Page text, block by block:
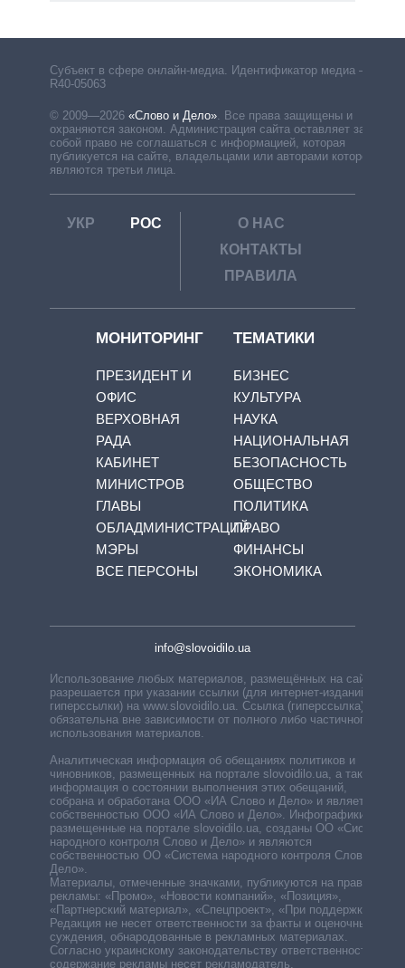
Субъект в сфере онлайн-медиа. Идентификатор медиа –
R40-05063
© 2009—2026 «Слово и Дело» Все права защищены и
охраняются законом. Администрация сайта оставляет за
собой право не соглашаться с информацией, которая
публикуется на сайте, владельцами или авторами которой
являются третьи лица.
УКР РОС
О НАС
КОНТАКТЫ
ПРАВИЛА
МОНИТОРИНГ
ПРЕЗИДЕНТ И
ОФИС
ВЕРХОВНАЯ
РАДА
КАБИНЕТ
МИНИСТРОВ
ГЛАВЫ
ОБЛАДМИНИСТРАЦИЙ
МЭРЫ
ВСЕ ПЕРСОНЫ
ТЕМАТИКИ
БИЗНЕС
КУЛЬТУРА
НАУКА
НАЦИОНАЛЬНАЯ
БЕЗОПАСНОСТЬ
ОБЩЕСТВО
ПОЛИТИКА
ПРАВО
ФИНАНСЫ
ЭКОНОМИКА
info@slovoidilo.ua
Использование любых материалов, размещённых на сайте,
разрешается при указании ссылки (для интернет-изданий —
гиперссылки) на www.slovoidilo.ua. Ссылка (гиперссылка)
обязательна вне зависимости от полного либо частичного
использования материалов.
Аналитическая информация об обещаниях политиков и
чиновников, размещенных на портале slovoidilo.ua, а также
информация о состоянии выполнения этих обещаний,
собрана и обработана ООО «ИА Слово и Дело» и является
собственностью ООО «ИА Слово и Дело». Инфографики,
размещенные на портале slovoidilo.ua, созданы ОО «Система
народного контроля Слово и Дело» и являются
собственностью ОО «Система народного контроля Слово и
Дело».
Материалы, отмеченные значками, публикуются на правах
рекламы: «Промо», «Новости компаний», «Позиция»,
«Партнерский материал», «Спецпроект», «При поддержке».
Редакция не несет ответственности за факты и оценочные
суждения, обнародованные в рекламных материалах.
Согласно украинскому законодательству ответственность за
содержание рекламы несет рекламодатель.